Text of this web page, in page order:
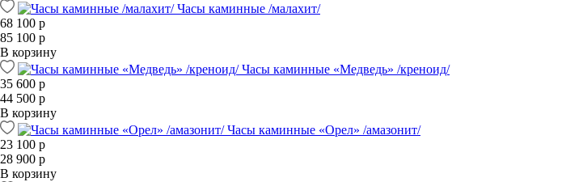
Часы каминные /малахит/
68 100 р
85 100 р
В корзину
Часы каминные «Медведь» /креноид/
35 600 р
44 500 р
В корзину
Часы каминные «Орел» /амазонит/
23 100 р
28 900 р
В корзину